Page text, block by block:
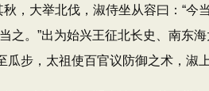
大举北伐，淑侍坐从容曰：“今
之。”出为始兴王征北长史、南东
步，太祖使百官议防御之术，淑